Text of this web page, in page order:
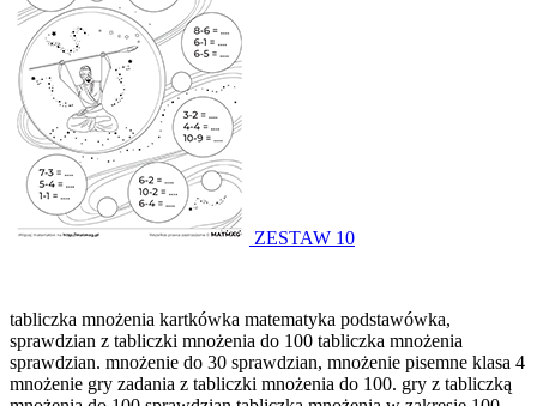
ZESTAW 10
tabliczka mnożenia kartkówka matematyka podstawówka,
sprawdzian z tabliczki mnożenia do 100 tabliczka mnożenia
sprawdzian. mnożenie do 30 sprawdzian, mnożenie pisemne klasa 4
mnożenie gry zadania z tabliczki mnożenia do 100. gry z tabliczką